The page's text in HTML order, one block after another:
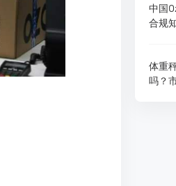
中国
合规
体重
吗？